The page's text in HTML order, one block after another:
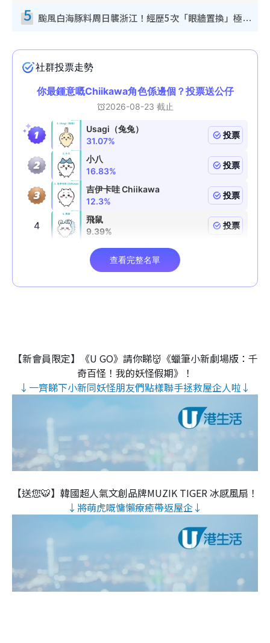
5 颱風白海豚料周日襲浙江！經歷5次「眼牆置換」極罕見 成登陸內地最長途颱風
【新會員限定】《U GO》請你睇👹《蠟筆小新劇場版：千
奇百怪！我的妖怪假期》！
↓一齊睇下小新同妖怪朋友們點樣聯手拯救屋企人啦↓
【送您🐯】韓國超人氣文創品牌MUZIK TIGER 冰感風扇！
↓將萌虎嘅慵懶療癒帶返屋企↓